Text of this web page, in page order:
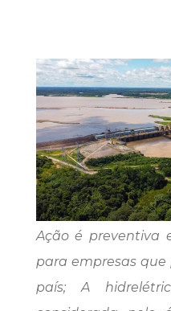
Ação é preventiva
para empresas
país; A